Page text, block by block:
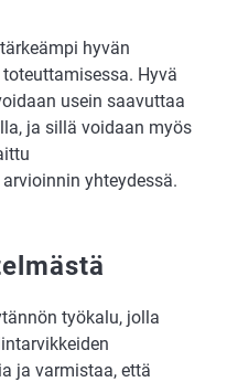
hyvän
Hyvä
usein saavuttaa
ja sillä voidaan myös
yhteydessä.
työkalu, jolla
ja varmistaa, että